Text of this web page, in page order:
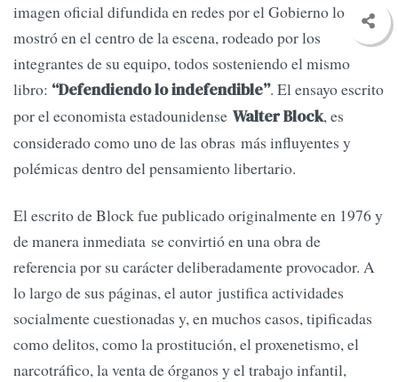
imagen oficial difundida en redes por el Gobierno lo
mostró en el centro de la escena, rodeado por los
integrantes de su equipo, todos sosteniendo el mismo
libro: “Defendiendo lo indefendible”. El ensayo escrito
por el economista estadounidense Walter Block, es
considerado como uno de las obras más influyentes y
polémicas dentro del pensamiento libertario.
El escrito de Block fue publicado originalmente en 1976 y
de manera inmediata se convirtió en una obra de
referencia por su carácter deliberadamente provocador. A
lo largo de sus páginas, el autor justifica actividades
socialmente cuestionadas y, en muchos casos, tipificadas
como delitos, como la prostitución, el proxenetismo, el
narcotráfico, la venta de órganos y el trabajo infantil,